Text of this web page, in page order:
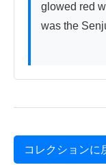
glowed red
was the
コレクションに